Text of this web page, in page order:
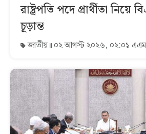
রাষ্ট্রপতি পদে প্রার্থীতা নিয়ে
চূড়ান্ত
জাতীয় ০২ আগস্ট ২০২৬, ০২:০১ এএম